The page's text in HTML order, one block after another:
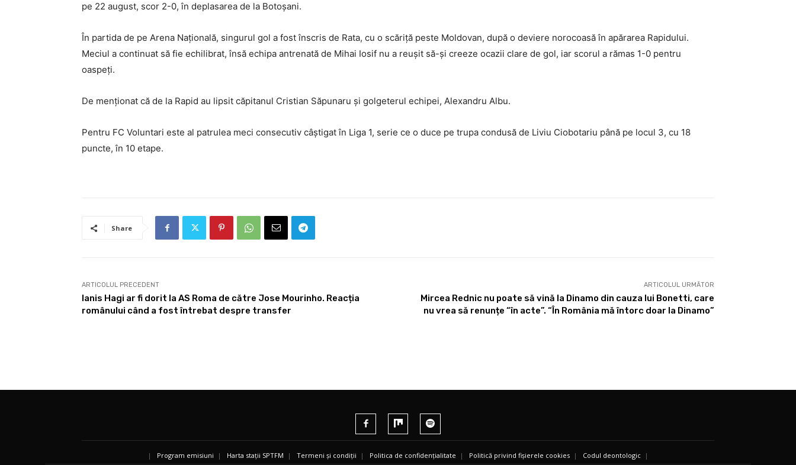
pe 22 august, scor 2-0, în deplasarea de la Botoșani.
În partida de pe Arena Națională, singurul gol a fost înscris de Rata, cu o scăriță peste Moldovan, după o deviere norocoasă în apărarea Rapidului.
Meciul a continuat să fie echilibrat, însă echipa antrenată de Mihai Iosif nu a reușit să-și creeze ocazii clare de gol, iar scorul a rămas 1-0 pentru
oaspeți.
De menționat că de la Rapid au lipsit căpitanul Cristian Săpunaru și golgeterul echipei, Alexandru Albu.
Pentru FC Voluntari este al patrulea meci consecutiv câștigat în Liga 1, serie ce o duce pe trupa condusă de Liviu Ciobotariu până pe locul 3, cu 18
puncte, în 10 etape.
Share
ARTICOLUL PRECEDENT
Ianis Hagi ar fi dorit la AS Roma de către Jose Mourinho. Reacția
românului când a fost întrebat despre transfer
ARTICOLUL URMĂTOR
Mircea Rednic nu poate să vină la Dinamo din cauza lui Bonetti, care
nu vrea să renunțe “în acte”. “În România mă întorc doar la Dinamo”
| Program emisiuni | Harta stații SPTFM | Termeni și condiții | Politica de confidențialitate | Politică privind fișierele cookies | Codul deontologic |